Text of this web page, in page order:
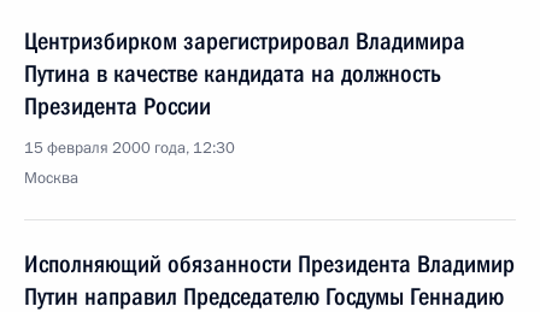
Центризбирком зарегистрировал Владимира
Путина в качестве кандидата на должность
Президента России
15 февраля 2000 года, 12:30
Москва
Исполняющий обязанности Президента Владимир
Путин направил Председателю Госдумы Геннадию